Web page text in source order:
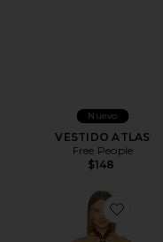
Nuevo
VESTIDO ATLAS
Free People
$148
Favorite